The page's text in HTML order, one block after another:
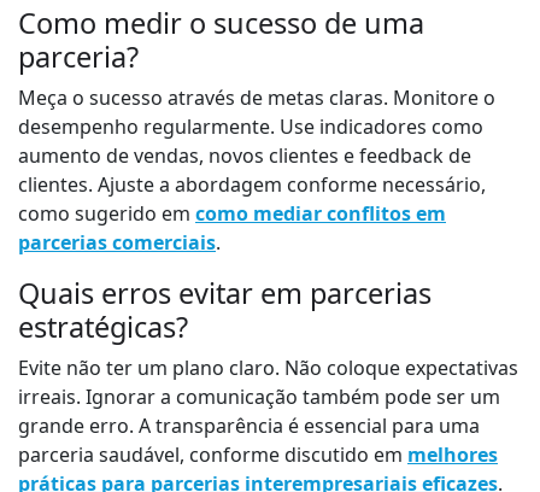
Como medir o sucesso de uma
parceria?
Meça o sucesso através de metas claras. Monitore o
desempenho regularmente. Use indicadores como
aumento de vendas, novos clientes e feedback de
clientes. Ajuste a abordagem conforme necessário,
como sugerido em como mediar conflitos em
parcerias comerciais.
Quais erros evitar em parcerias
estratégicas?
Evite não ter um plano claro. Não coloque expectativas
irreais. Ignorar a comunicação também pode ser um
grande erro. A transparência é essencial para uma
parceria saudável, conforme discutido em melhores
práticas para parcerias interempresariais eficazes.